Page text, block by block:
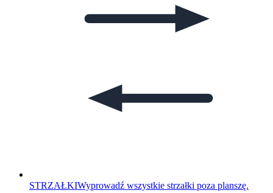
STRZAŁKIWyprowadź wszystkie strzałki poza planszę.